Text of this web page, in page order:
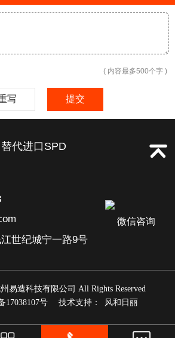
( 内容最多500个字 )
写 提交
替代进口SPD
世纪城宁一路9号
微信咨询
易造科技有限公司 All Rights Reserved
17038107号
技术支持： 风和日丽